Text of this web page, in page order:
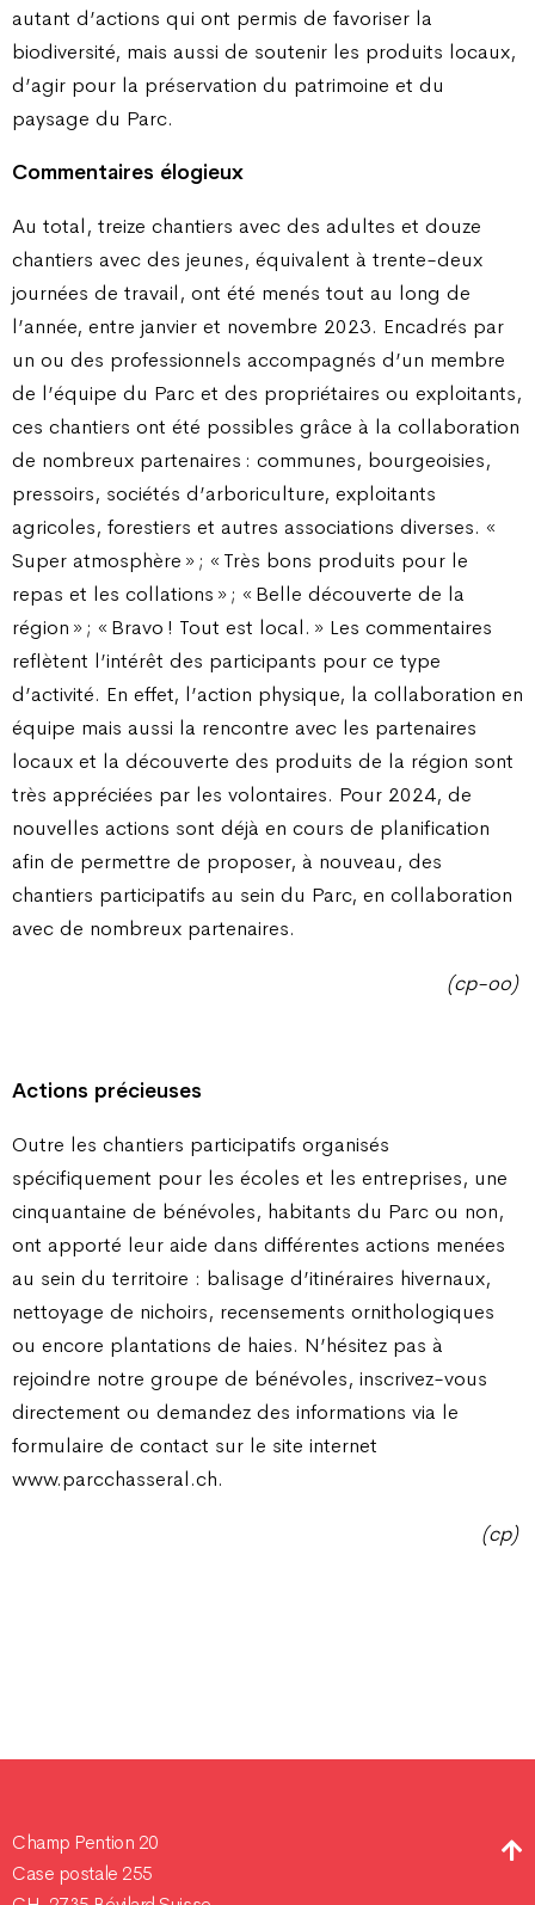
autant d’actions qui ont permis de favoriser la
biodiversité, mais aussi de soutenir les produits locaux,
d’agir pour la préservation du patrimoine et du
paysage du Parc.
Commentaires élogieux
Au total, treize chantiers avec des adultes et douze
chantiers avec des jeunes, équivalent à trente-deux
journées de travail, ont été menés tout au long de
l’année, entre janvier et novembre 2023. Encadrés par
un ou des professionnels accompagnés d’un membre
de l’équipe du Parc et des propriétaires ou exploitants,
ces chantiers ont été possibles grâce à la collaboration
de nombreux partenaires : communes, bourgeoisies,
pressoirs, sociétés d’arboriculture, exploitants
agricoles, forestiers et autres associations diverses. «
Super atmosphère » ; « Très bons produits pour le
repas et les collations » ; « Belle découverte de la
région » ; « Bravo ! Tout est local. » Les commentaires
reflètent l’intérêt des participants pour ce type
d’activité. En effet, l’action physique, la collaboration en
équipe mais aussi la rencontre avec les partenaires
locaux et la découverte des produits de la région sont
très appréciées par les volontaires. Pour 2024, de
nouvelles actions sont déjà en cours de planification
afin de permettre de proposer, à nouveau, des
chantiers participatifs au sein du Parc, en collaboration
avec de nombreux partenaires.
(cp-oo)
Actions précieuses
Outre les chantiers participatifs organisés
spécifiquement pour les écoles et les entreprises, une
cinquantaine de bénévoles, habitants du Parc ou non,
ont apporté leur aide dans différentes actions menées
au sein du territoire : balisage d’itinéraires hivernaux,
nettoyage de nichoirs, recensements ornithologiques
ou encore plantations de haies. N’hésitez pas à
rejoindre notre groupe de bénévoles, inscrivez-vous
directement ou demandez des informations via le
formulaire de contact sur le site internet
www.parcchasseral.ch.
(cp)
Champ Pention 20
Case postale 255